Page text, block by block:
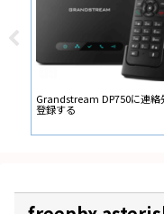
Grandstream DP750に連絡
登録する